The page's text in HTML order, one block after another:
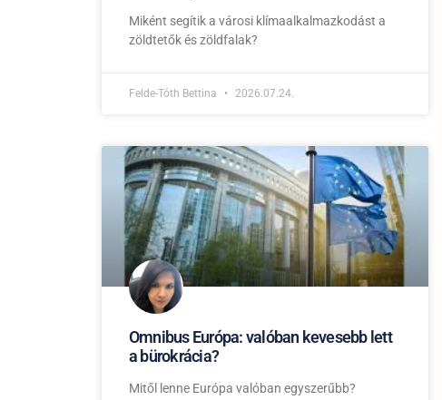
Miként segítik a városi klímaalkalmazkodást a
zöldtetők és zöldfalak?
Felde-Tóth Bettina 2026.07.24.
Omnibus Európa: valóban kevesebb lett
a bürokrácia?
Mitől lenne Európa valóban egyszerűbb?